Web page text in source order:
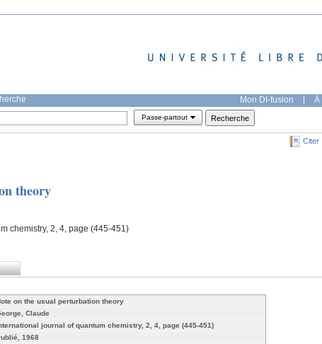
Mon DI-fusion | À
Passe-partout
Citer
theory
chemistry, 2, 4, page (445-451)
on the usual perturbation theory
Claude
journal of quantum chemistry, 2, 4, page (445-451)
1968